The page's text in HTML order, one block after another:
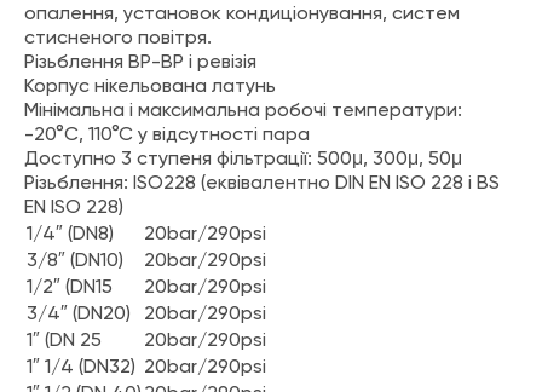
опалення, установок кондиціонування, систем
стисненого повітря.
Різьблення ВР-ВР і ревізія
Корпус нікельована латунь
Мінімальна і максимальна робочі температури:
-20°C, 110°C у відсутності пара
Доступно 3 ступеня фільтрації: 500μ, 300μ, 50μ
Різьблення: ISO228 (еквівалентно DIN EN ISO 228 і BS
EN ISO 228)
1/4″ (DN8)
20bar/290psi
3/8″ (DN10)
20bar/290psi
1/2″ (DN15
20bar/290psi
3/4″ (DN20)
20bar/290psi
1″ (DN 25
20bar/290psi
1″ 1/4 (DN32) 20bar/290psi